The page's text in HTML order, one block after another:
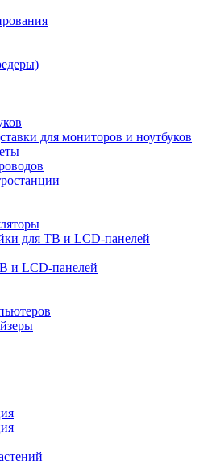
для мониторов и ноутбуков
для ТВ и LCD-панелей
и LCD-панелей